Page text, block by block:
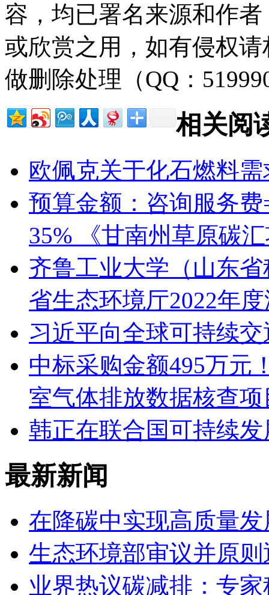
容，均已署名来源和作
或欣赏之用，如有侵权
做删除处理（QQ：
相关阅
欧佩克关于化石燃料
预算金额：咨询服务
35% 《甘南州草原碳
齐鲁工业大学（山东
省生态环境厅2022年
习近平向全球可持续
中标采购金额495万元
室气体排放数据核查项
韩正在联合国可持续
最新新闻
在降碳中实现高质量发
生态环境部审议并原
业界热议碳减排：专